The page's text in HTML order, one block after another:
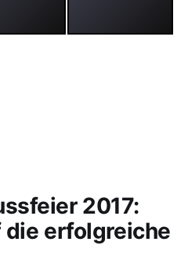
2017:
die erfolgreiche